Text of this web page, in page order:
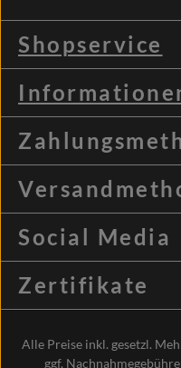
Shopservice
Social Media
Zertifikate
Alle Preise inkl. gesetzl.
ggf.